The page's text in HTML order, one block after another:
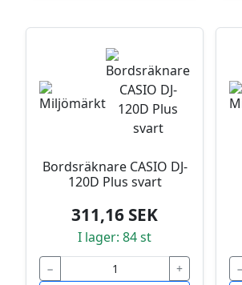
Bordsräknare CASIO DJ-
120D Plus svart
311,16 SEK
I lager: 84 st
−
+
−